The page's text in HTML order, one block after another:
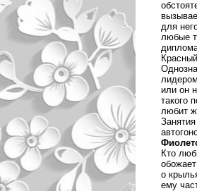
для
любые
Красный
или он
такого
любит
Кто
о
ему